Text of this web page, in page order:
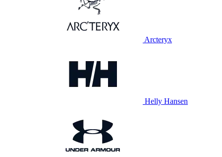
Arcteryx
Helly Hansen